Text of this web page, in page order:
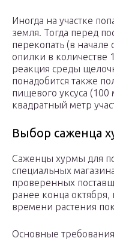
Иногда на участке
земля. Тогда перед
перекопать (в начале
опилки в количестве
реакция среды
понадобится также
пищевого уксуса
квадратный метр
Выбор саженца
Саженцы хурмы для
специальных
проверенных
ранее конца
времени растения
Основные